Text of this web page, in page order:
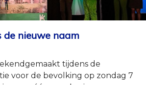
de nieuwe naam
tijdens de
voor de bevolking op zondag 7